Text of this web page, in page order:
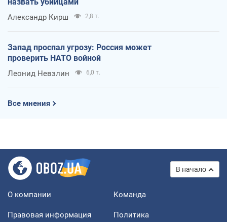
Александр Кирш 2,8 т.
Запад проспал угрозу: Россия может
проверить НАТО войной
Леонид Невзлин 6,0 т.
Все мнения
В начало
О компании Команда
Правовая информация
Политика